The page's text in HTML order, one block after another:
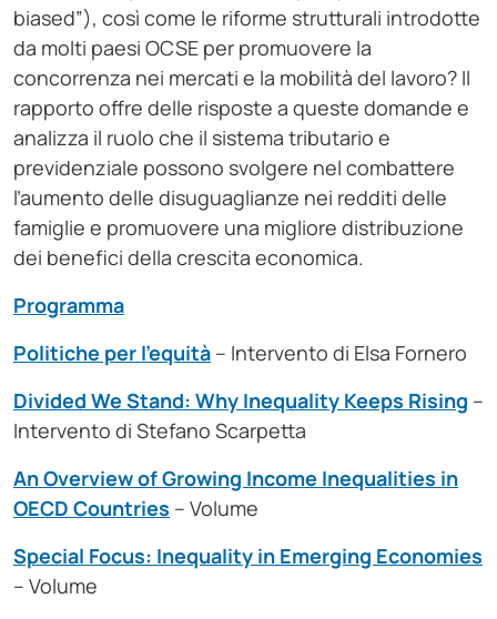
biased”), così come le riforme strutturali introdotte
da molti paesi OCSE per promuovere la
concorrenza nei mercati e la mobilità del lavoro? Il
rapporto offre delle risposte a queste domande e
analizza il ruolo che il sistema tributario e
previdenziale possono svolgere nel combattere
l’aumento delle disuguaglianze nei redditi delle
famiglie e promuovere una migliore distribuzione
dei benefici della crescita economica.
Programma
Politiche per l’equità – Intervento di Elsa Fornero
Divided We Stand: Why Inequality Keeps Rising –
Intervento di Stefano Scarpetta
An Overview of Growing Income Inequalities in
OECD Countries – Volume
Special Focus: Inequality in Emerging Economies
– Volume